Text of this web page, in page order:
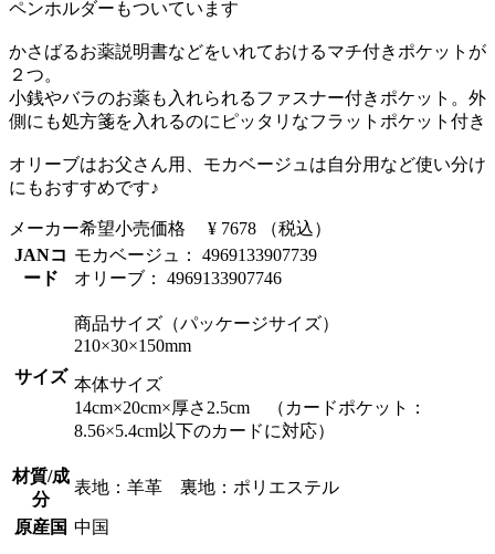
ペンホルダーもついています
かさばるお薬説明書などをいれておけるマチ付きポケットが
２つ。
小銭やバラのお薬も入れられるファスナー付きポケット。外
側にも処方箋を入れるのにピッタリなフラットポケット付き
オリーブはお父さん用、モカベージュは自分用など使い分け
にもおすすめです♪
メーカー希望小売価格 ¥ 7678 （税込）
JANコ
ード
モカベージュ： 4969133907739
オリーブ： 4969133907746
サイズ
商品サイズ（パッケージサイズ）
210×30×150mm
本体サイズ
14cm×20cm×厚さ2.5cm （カードポケット：
8.56×5.4cm以下のカードに対応）
材質/成
分
表地：羊革 裏地：ポリエステル
原産国 中国